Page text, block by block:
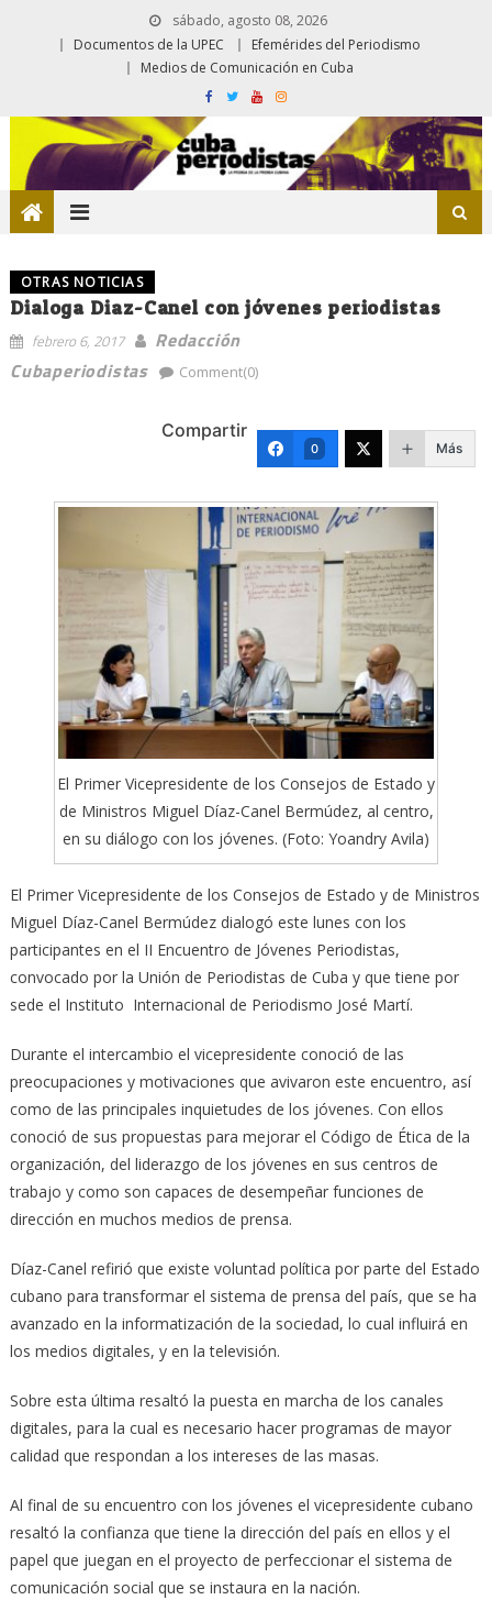
sábado, agosto 08, 2026
Documentos de la UPEC
Efemérides del Periodismo
Medios de Comunicación en Cuba
OTRAS NOTICIAS
Dialoga Diaz-Canel con jóvenes periodistas
febrero 6, 2017
Redacción
Cubaperiodistas
Comment(0)
Compartir
0 Más
El Primer Vicepresidente de los Consejos de Estado y
de Ministros Miguel Díaz-Canel Bermúdez, al centro,
en su diálogo con los jóvenes. (Foto: Yoandry Avila)
El Primer Vicepresidente de los Consejos de Estado y de Ministros
Miguel Díaz-Canel Bermúdez dialogó este lunes con los
participantes en el II Encuentro de Jóvenes Periodistas,
convocado por la Unión de Periodistas de Cuba y que tiene por
sede el Instituto Internacional de Periodismo José Martí.
Durante el intercambio el vicepresidente conoció de las
preocupaciones y motivaciones que avivaron este encuentro, así
como de las principales inquietudes de los jóvenes. Con ellos
conoció de sus propuestas para mejorar el Código de Ética de la
organización, del liderazgo de los jóvenes en sus centros de
trabajo y como son capaces de desempeñar funciones de
dirección en muchos medios de prensa.
Díaz-Canel refirió que existe voluntad política por parte del Estado
cubano para transformar el sistema de prensa del país, que se ha
avanzado en la informatización de la sociedad, lo cual influirá en
los medios digitales, y en la televisión.
Sobre esta última resaltó la puesta en marcha de los canales
digitales, para la cual es necesario hacer programas de mayor
calidad que respondan a los intereses de las masas.
Al final de su encuentro con los jóvenes el vicepresidente cubano
resaltó la confianza que tiene la dirección del país en ellos y el
papel que juegan en el proyecto de perfeccionar el sistema de
comunicación social que se instaura en la nación.